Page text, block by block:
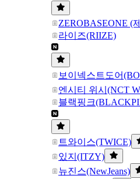
ZEROBASEONE (
라이즈(RIIZE)
보이넥스트도어
엔시티 위시(NCT
블랙핑크
트와이스(TWICE)
있지(ITZY)
뉴진스(NewJeans)